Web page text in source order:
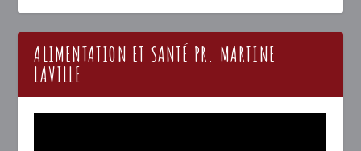
ALIMENTATION ET SANTÉ PR. MARTINE
LAVILLE